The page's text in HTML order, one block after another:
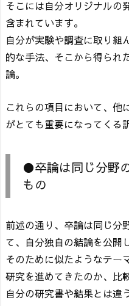
そこには自分オリジナルの
含まれています。
自分が実験や調査に取り組
的な手法、そこから得られ
論。
これらの項目において、他
がとても重要になってくる
●卒論は同じ分野
もの
前述の通り、卒論は同じ分
て、自分独自の結論を公開
そのために似たようなテー
研究を進めてきたのか、比
自分の研究書や結果とは違